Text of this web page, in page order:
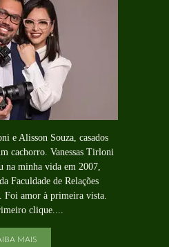
e Alisson Souza, casados
cachorro. Vanessas Tirloni
na minha vida em 2007,
Faculdade de Relações
Foi amor à primeira vista.
clique....
MAIS